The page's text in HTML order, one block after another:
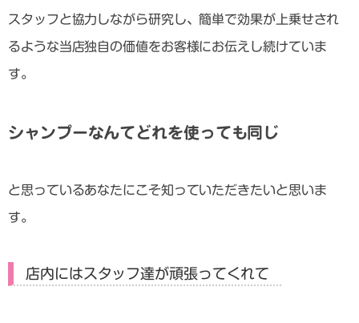
スタッフと協力しながら研究し、簡単で効果が上乗せされ
るような当店独自の価値をお客様にお伝えし続けていま
す。
シャンプーなんてどれを使っても同じ
と思っているあなたにこそ知っていただきたいと思いま
す。
店内にはスタッフ達が頑張ってくれて